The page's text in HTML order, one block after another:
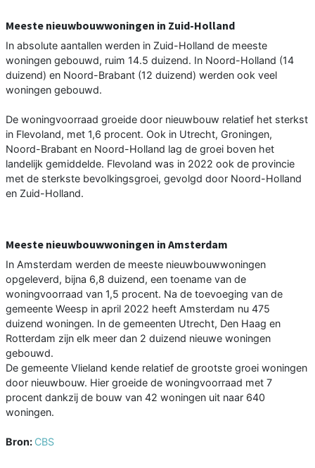
Meeste nieuwbouwwoningen in Zuid-Holland
In absolute aantallen werden in Zuid-Holland de meeste
woningen gebouwd, ruim 14.5 duizend. In Noord-Holland (14
duizend) en Noord-Brabant (12 duizend) werden ook veel
woningen gebouwd.
De woningvoorraad groeide door nieuwbouw relatief het sterkst
in Flevoland, met 1,6 procent. Ook in Utrecht, Groningen,
Noord-Brabant en Noord-Holland lag de groei boven het
landelijk gemiddelde. Flevoland was in 2022 ook de provincie
met de sterkste bevolkingsgroei, gevolgd door Noord-Holland
en Zuid-Holland.
Meeste nieuwbouwwoningen in Amsterdam
In Amsterdam werden de meeste nieuwbouwwoningen
opgeleverd, bijna 6,8 duizend, een toename van de
woningvoorraad van 1,5 procent. Na de toevoeging van de
gemeente Weesp in april 2022 heeft Amsterdam nu 475
duizend woningen. In de gemeenten Utrecht, Den Haag en
Rotterdam zijn elk meer dan 2 duizend nieuwe woningen
gebouwd.
De gemeente Vlieland kende relatief de grootste groei woningen
door nieuwbouw. Hier groeide de woningvoorraad met 7
procent dankzij de bouw van 42 woningen uit naar 640
woningen.
Bron: CBS